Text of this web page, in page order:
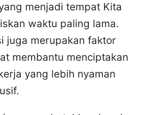
menjadi tempat Kita
waktu paling lama.
juga merupakan faktor
membantu menciptakan
yang lebih nyaman